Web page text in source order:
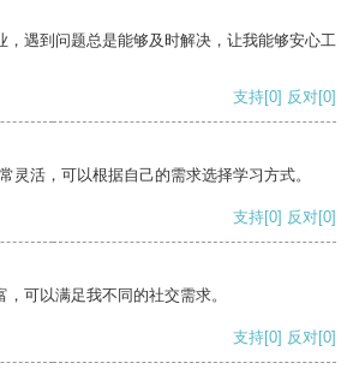
，遇到问题总是能够及时解决，让我能够安心工
支持[0] 反对[0]
灵活，可以根据自己的需求选择学习方式。
支持[0] 反对[0]
可以满足我不同的社交需求。
支持[0] 反对[0]